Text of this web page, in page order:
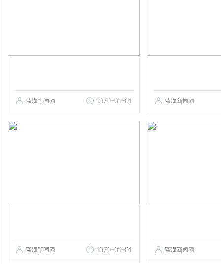
蓝海新闻网 1970-01-01 蓝海新闻网
蓝海新闻网 1970-01-01 蓝海新闻网